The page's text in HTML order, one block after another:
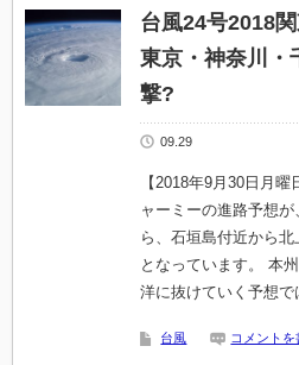
台風24号2018
東京・神奈川・
撃?
09.29
【2018年9月30日月
ャーミーの進路予想
ら、石垣島付近から
となっています。 本
洋に抜けていく予想
台風 コメントを